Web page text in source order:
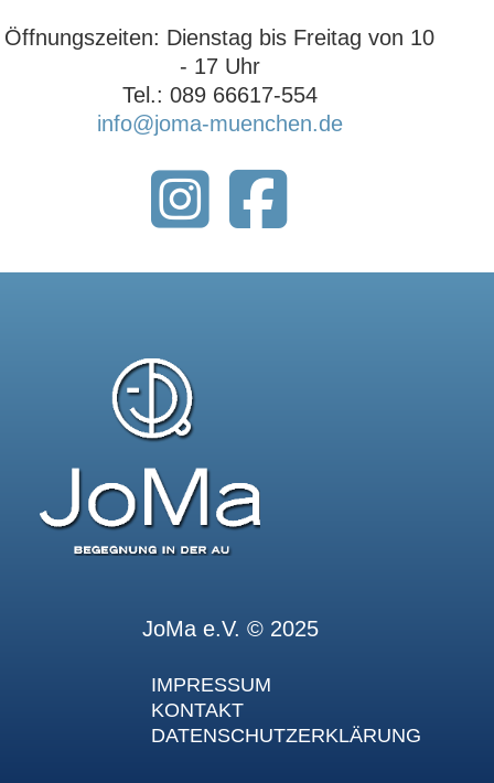
Öffnungszeiten: ‍Dienstag bis Freitag von 10
- 17 Uhr‍
Tel.: 089 66617-554
info@joma-muenchen.de
JoMa e.V. © 2025
IMPRESSUM
KONTAKT
DATENSCHUTZERKLÄRUNG